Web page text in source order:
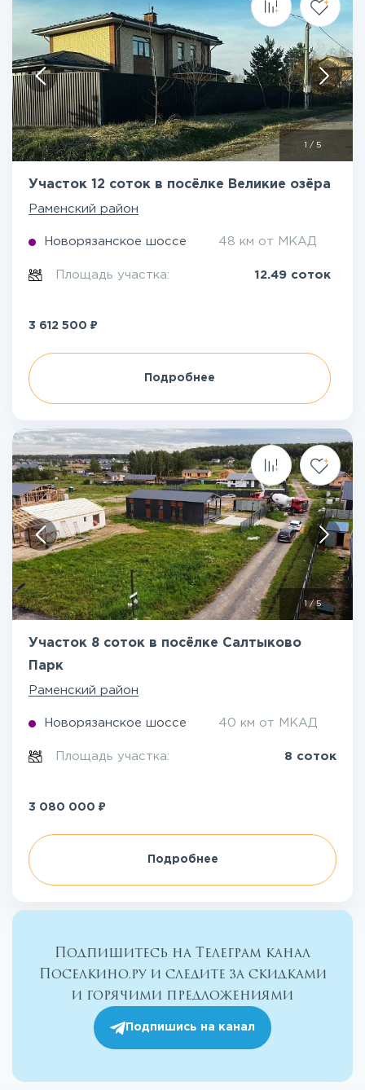
/ 5
Участок 12 соток в посёлке Великие озёра
Раменский район
Новорязанское шоссе 48 км от МКАД
Площадь участка: 12.49 соток
3 612 500 ₽
Подробнее
/5
Участок 8 соток в посёлке Салтыково
Парк
Раменский район
Новорязанское шоссе 40 км от МКАД
Площадь участка: 8 соток
3 080 000 ₽
Подробнее
Подпишитесь на Телеграм канал
Поселкино.ру и следите за скидками
и горячими предложениями
Подпишись на канал